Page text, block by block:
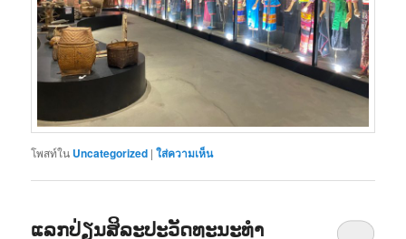
โพสท์ใน Uncategorized |ใส่ความเห็น
ແລກປ່ຽນສິລະປະວັດທະນະທຳ